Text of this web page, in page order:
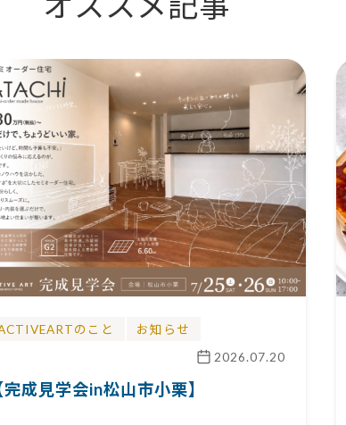
のこと
お知らせ
2026.07.20
完成見学会in松山市小栗】